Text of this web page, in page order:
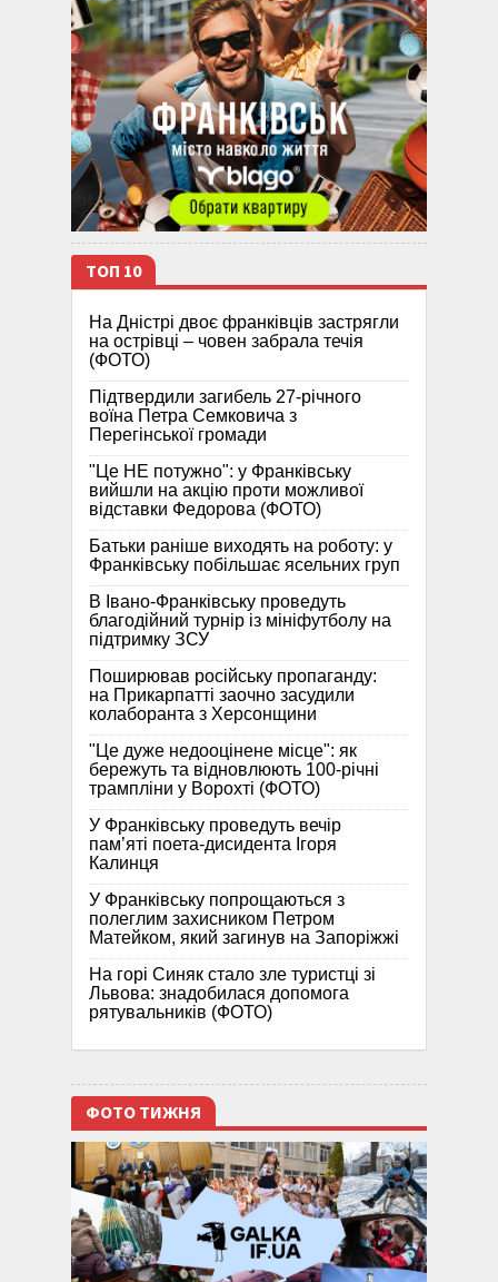
ТОП 10
На Дністрі двоє франківців застрягли
на острівці – човен забрала течія
(ФОТО)
Підтвердили загибель 27-річного
воїна Петра Семковича з
Перегінської громади
"Це НЕ потужно": у Франківську
вийшли на акцію проти можливої
відставки Федорова (ФОТО)
Батьки раніше виходять на роботу: у
Франківську побільшає ясельних груп
В Івано-Франківську проведуть
благодійний турнір із мініфутболу на
підтримку ЗСУ
Поширював російську пропаганду:
на Прикарпатті заочно засудили
колаборанта з Херсонщини
"Це дуже недооцінене місце": як
бережуть та відновлюють 100-річні
трампліни у Ворохті (ФОТО)
У Франківську проведуть вечір
пам’яті поета-дисидента Ігоря
Калинця
У Франківську попрощаються з
полеглим захисником Петром
Матейком, який загинув на Запоріжжі
На горі Синяк стало зле туристці зі
Львова: знадобилася допомога
рятувальників (ФОТО)
ФОТО ТИЖНЯ